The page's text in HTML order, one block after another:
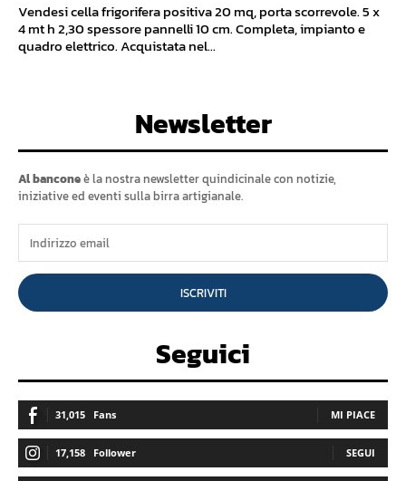
Vendesi cella frigorifera positiva 20 mq, porta scorrevole. 5 x
4 mt h 2,30 spessore pannelli 10 cm. Completa, impianto e
quadro elettrico. Acquistata nel...
Newsletter
Al banconeè la nostra newsletter quindicinale con notizie,
iniziative ed eventi sulla birra artigianale.
ISCRIVITI
Seguici
31,015 Fans MI PIACE
17,158 Follower SEGUI